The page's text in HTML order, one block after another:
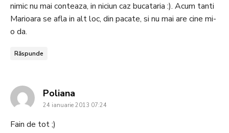
nimic nu mai conteaza, in niciun caz bucataria :). Acum tanti
Marioara se afla in alt loc, din pacate, si nu mai are cine mi-
o da.
Răspunde
Poliana
24 ianuarie 2013 07:24
Fain de tot ;)